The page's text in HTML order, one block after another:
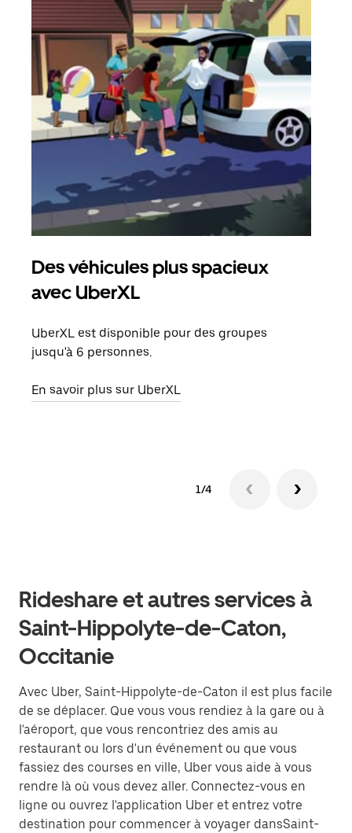
Des véhicules plus spacieux
avec UberXL
UberXL est disponible pour des groupes
jusqu'à 6 personnes.
En savoir plus sur UberXL
1/4
Rideshare et autres services à
Saint-Hippolyte-de-Caton,
Occitanie
Avec Uber, Saint-Hippolyte-de-Caton il est plus facile
de se déplacer. Que vous vous rendiez à la gare ou à
l'aéroport, que vous rencontriez des amis au
restaurant ou lors d'un événement ou que vous
fassiez des courses en ville, Uber vous aide à vous
rendre là où vous devez aller. Connectez-vous en
ligne ou ouvrez l'application Uber et entrez votre
destination pour commencer à voyager dansSaint-